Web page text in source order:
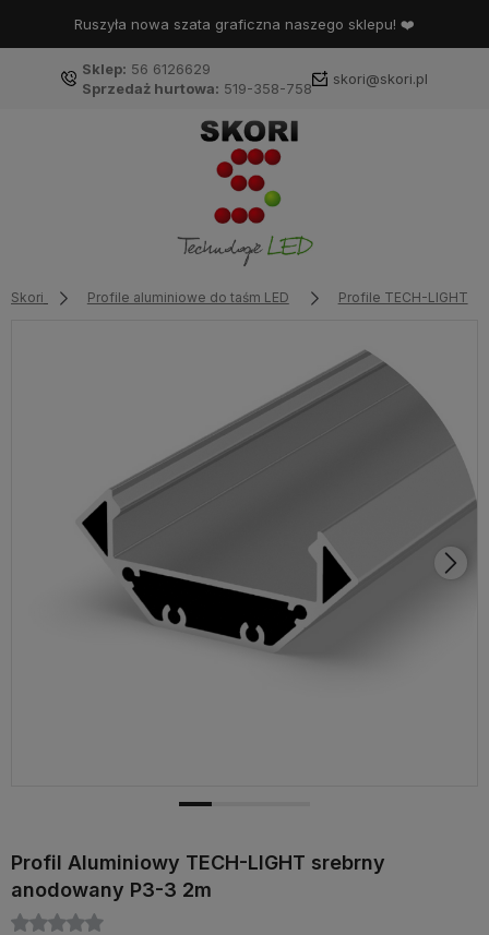
Ruszyła nowa szata graficzna naszego sklepu! ❤️
Sklep: 56 6126629
Sprzedaż hurtowa: 519-358-758
skori@skori.pl
Skori Profile aluminiowe do taśm LED Profile TECH-LIGHT
Profil Aluminiowy TECH-LIGHT srebrny
anodowany P3-3 2m